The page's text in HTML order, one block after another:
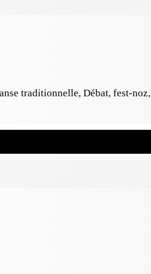
traditionnelle, Débat, fest-noz,